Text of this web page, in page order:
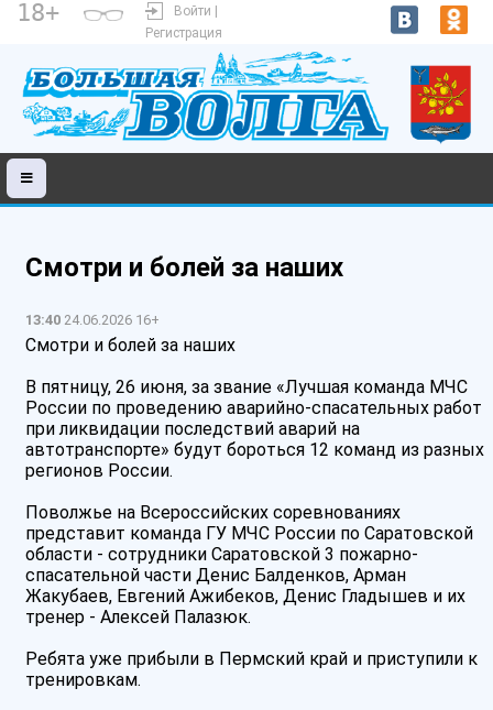
18+
Войти |
Регистрация
Смотри и болей за наших
13:40 24.06.2026 16+
Смотри и болей за наших
В пятницу, 26 июня, за звание «Лучшая команда МЧС
России по проведению аварийно-спасательных работ
при ликвидации последствий аварий на
автотранспорте» будут бороться 12 команд из разных
регионов России.
️Поволжье на Всероссийских соревнованиях
представит команда ГУ МЧС России по Саратовской
области - сотрудники Саратовской 3 пожарно-
спасательной части Денис Балденков, Арман
Жакубаев, Евгений Ажибеков, Денис Гладышев и их
тренер - Алексей Палазюк.
Ребята уже прибыли в Пермский край и приступили к
тренировкам.